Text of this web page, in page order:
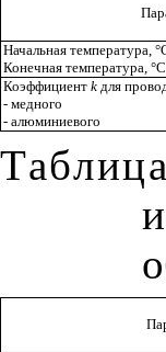
Начальная температура, °
Конечная температура, °С
Коэффициент kдля
- медного
- алюминиевого